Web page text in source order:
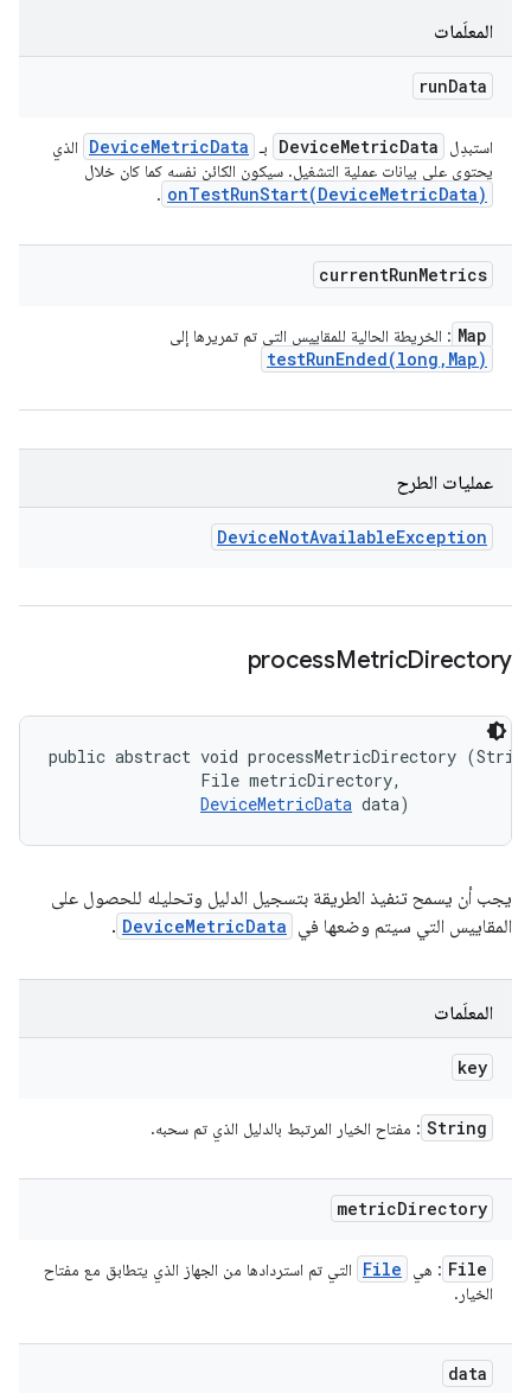
المعلَمات
runData
استبدِل DeviceMetricData بـ DeviceMetricData
الذي
يحتوي على بيانات عملية التشغيل. سيكون الكائن نفسه كما كان خلال
onTestRunStart(DeviceMetricData)
.
currentRunMetrics
Map : الخريطة الحالية للمقاييس التي تم تمريرها إلى
testRunEnded(long , Map)
عمليات الطرح
DeviceNotAvailableException
processMetricDirectory
public abstract void processMetricDirectory
                File metricDirectory,
DeviceMetricData data)
يجب أن يسمح تنفيذ الطريقة بتسجيل الدليل وتحليله للحصول على
المقاييس التي سيتم وضعها في DeviceMetricData
.
المعلَمات
key
String : مفتاح الخيار المرتبط بالدليل الذي تم سحبه.
metricDirectory
File : هي File
التي تم استردادها من الجهاز الذي يتطابق مع مفتاح
الخيار.
data